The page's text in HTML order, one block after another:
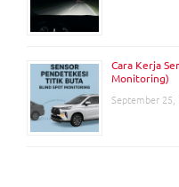
Cara Kerja
Monitoring)
September 25,